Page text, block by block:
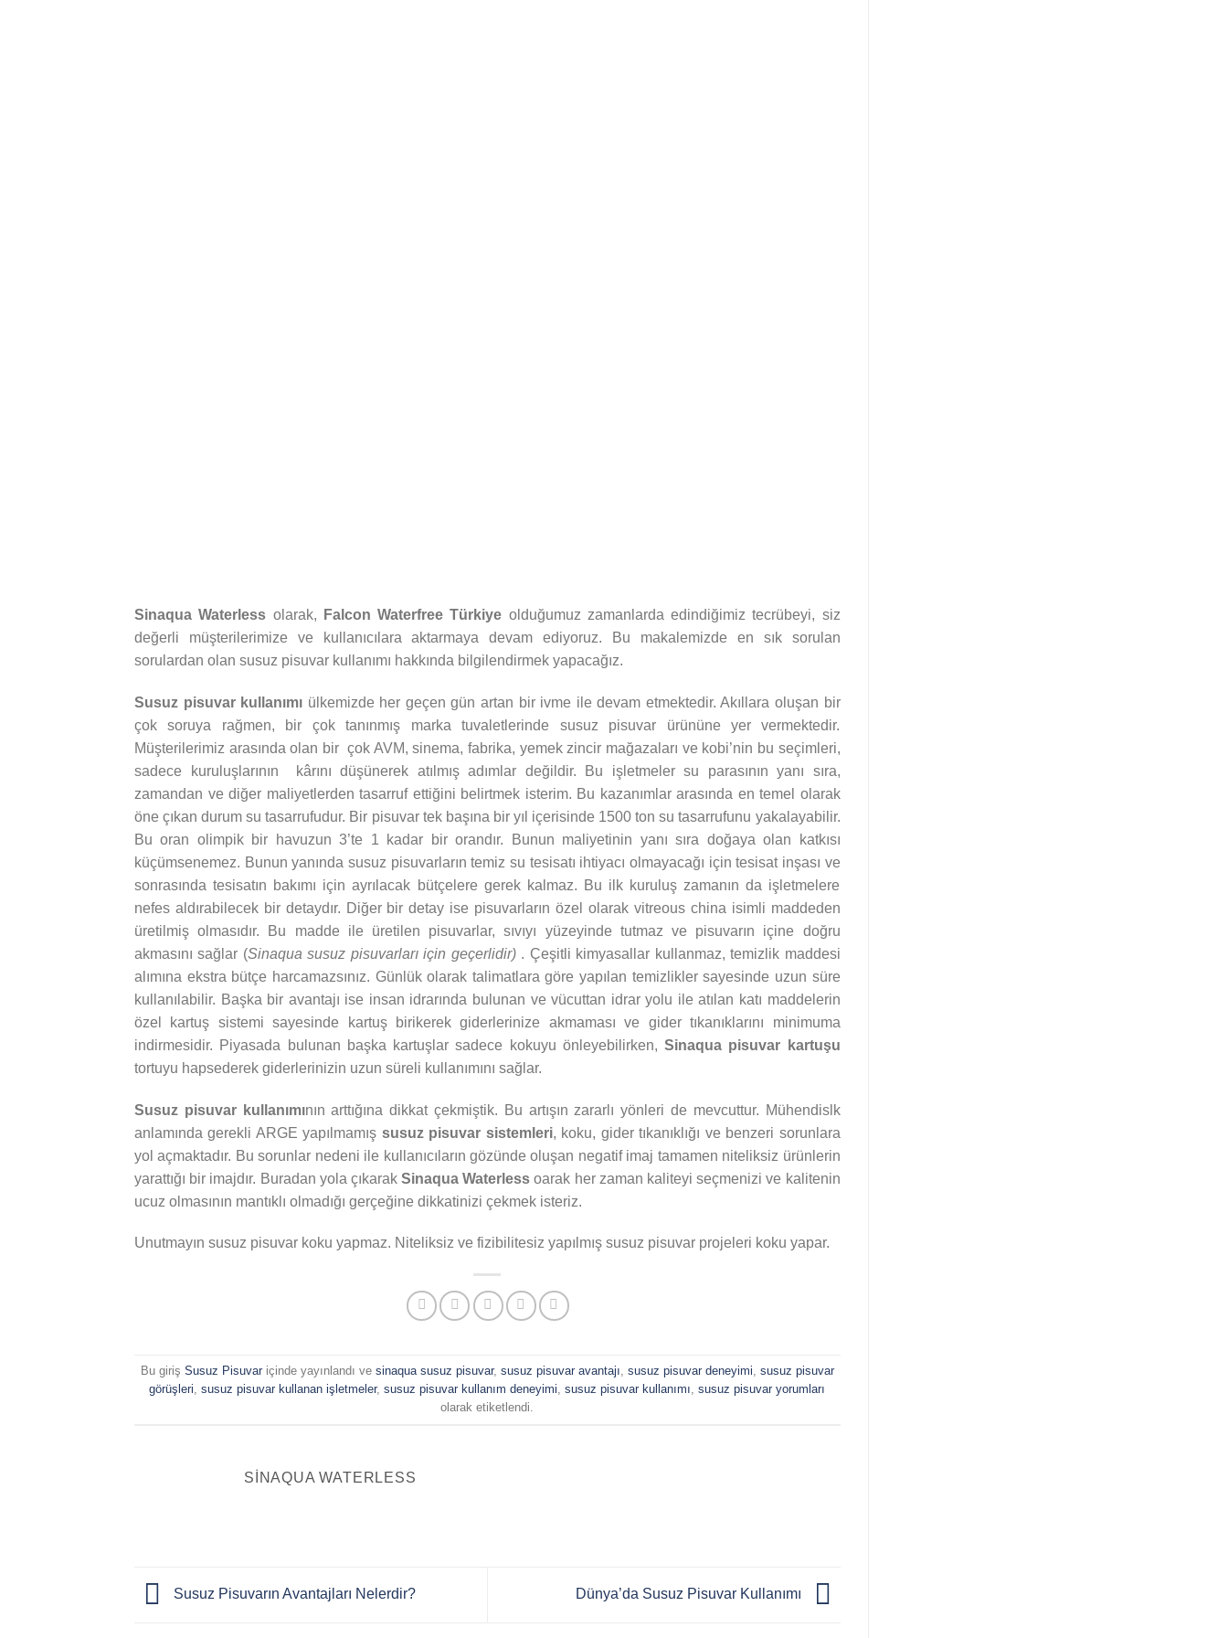
Sinaqua Waterless olarak, Falcon Waterfree Türkiye olduğumuz zamanlarda edindiğimiz tecrübeyi, siz
değerli müşterilerimize ve kullanıcılara aktarmaya devam ediyoruz. Bu makalemizde en sık sorulan
sorulardan olan susuz pisuvar kullanımı hakkında bilgilendirmek yapacağız.
Susuz pisuvar kullanımı ülkemizde her geçen gün artan bir ivme ile devam etmektedir. Akıllara oluşan bir
çok soruya rağmen, bir çok tanınmış marka tuvaletlerinde susuz pisuvar ürününe yer vermektedir.
Müşterilerimiz arasında olan bir çok AVM, sinema, fabrika, yemek zincir mağazaları ve kobi’nin bu seçimleri,
sadece kuruluşlarının kârını düşünerek atılmış adımlar değildir. Bu işletmeler su parasının yanı sıra,
zamandan ve diğer maliyetlerden tasarruf ettiğini belirtmek isterim. Bu kazanımlar arasında en temel olarak
öne çıkan durum su tasarrufudur. Bir pisuvar tek başına bir yıl içerisinde 1500 ton su tasarrufunu yakalayabilir.
Bu oran olimpik bir havuzun 3’te 1 kadar bir orandır. Bunun maliyetinin yanı sıra doğaya olan katkısı
küçümsenemez. Bunun yanında susuz pisuvarların temiz su tesisatı ihtiyacı olmayacağı için tesisat inşası ve
sonrasında tesisatın bakımı için ayrılacak bütçelere gerek kalmaz. Bu ilk kuruluş zamanın da işletmelere
nefes aldırabilecek bir detaydır. Diğer bir detay ise pisuvarların özel olarak vitreous china isimli maddeden
üretilmiş olmasıdır. Bu madde ile üretilen pisuvarlar, sıvıyı yüzeyinde tutmaz ve pisuvarın içine doğru
akmasını sağlar (Sinaqua susuz pisuvarları için geçerlidir). Çeşitli kimyasallar kullanmaz, temizlik maddesi
alımına ekstra bütçe harcamazsınız. Günlük olarak talimatlara göre yapılan temizlikler sayesinde uzun süre
kullanılabilir. Başka bir avantajı ise insan idrarında bulunan ve vücuttan idrar yolu ile atılan katı maddelerin
özel kartuş sistemi sayesinde kartuş birikerek giderlerinize akmaması ve gider tıkanıklarını minimuma
indirmesidir. Piyasada bulunan başka kartuşlar sadece kokuyu önleyebilirken, Sinaqua pisuvar kartuşu
tortuyu hapsederek giderlerinizin uzun süreli kullanımını sağlar.
Susuz pisuvar kullanımının arttığına dikkat çekmiştik. Bu artışın zararlı yönleri de mevcuttur. Mühendislk
anlamında gerekli ARGE yapılmamış susuz pisuvar sistemleri, koku, gider tıkanıklığı ve benzeri sorunlara
yol açmaktadır. Bu sorunlar nedeni ile kullanıcıların gözünde oluşan negatif imaj tamamen niteliksiz ürünlerin
yarattığı bir imajdır. Buradan yola çıkarakSinaqua Waterless oarak her zaman kaliteyi seçmenizi ve kalitenin
ucuz olmasının mantıklı olmadığı gerçeğine dikkatinizi çekmek isteriz.
Unutmayın susuz pisuvar koku yapmaz. Niteliksiz ve fizibilitesiz yapılmış susuz pisuvar projeleri koku yapar.
Bu giriş Susuz Pisuvariçinde yayınlandı ve sinaqua susuz pisuvar, susuz pisuvar avantajı susuz pisuvar deneyimi susuz pisuvar
görüşleri ,susuz pisuvar kullanan işletmeler,susuz pisuvar kullanım deneyimi ,susuz pisuvar kullanımı ,susuz pisuvar yorumları
olarak etiketlendi.
SINAQUA WATERLESS
Susuz Pisuvarın Avantajları Nelerdir? Dünya’da Susuz Pisuvar Kullanımı